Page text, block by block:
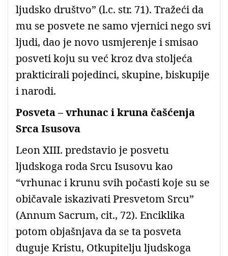
ljudsko društvo” (l.c. str. 71). Tražeći da
mu se posvete ne samo vjernici nego svi
ljudi, dao je novo usmjerenje i smisao
posveti koju su već kroz dva stoljeća
prakticirali pojedinci, skupine, biskupije
i narodi.
Posveta – vrhunac i kruna čašćenja
Srca Isusova
Leon XIII. predstavio je posvetu
ljudskoga roda Srcu Isusovu kao
“vrhunac i krunu svih počasti koje su se
običavale iskazivati Presvetom Srcu”
(Annum Sacrum, cit., 72). Enciklika
potom objašnjava da se ta posveta
duguje Kristu, Otkupitelju ljudskoga